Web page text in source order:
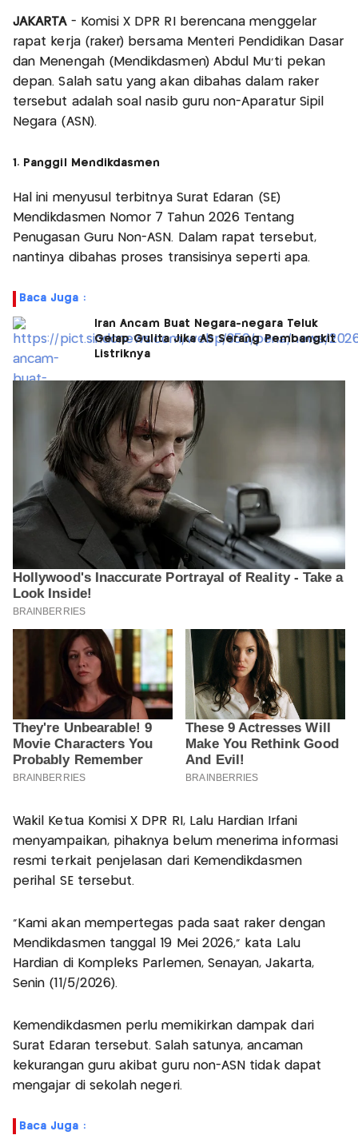
JAKARTA- Komisi X DPR RI berencana menggelar
rapat kerja (raker) bersama Menteri Pendidikan Dasar
dan Menengah (Mendikdasmen) Abdul Mu'ti pekan
depan. Salah satu yang akan dibahas dalam raker
tersebut adalah soal nasib guru non-Aparatur Sipil
Negara (ASN).
1. Panggil Mendikdasmen
Hal ini menyusul terbitnya Surat Edaran (SE)
Mendikdasmen Nomor 7 Tahun 2026 Tentang
Penugasan Guru Non-ASN. Dalam rapat tersebut,
nantinya dibahas proses transisinya seperti apa.
Baca Juga :
Iran Ancam Buat Negara-negara Teluk
Gelap Gulita Jika AS Serang Pembangkit
Listriknya
Wakil Ketua Komisi X DPR RI, Lalu Hardian Irfani
menyampaikan, pihaknya belum menerima informasi
resmi terkait penjelasan dari Kemendikdasmen
perihal SE tersebut.
"Kami akan mempertegas pada saat raker dengan
Mendikdasmen tanggal 19 Mei 2026," kata Lalu
Hardian di Kompleks Parlemen, Senayan, Jakarta,
Senin (11/5/2026).
Kemendikdasmen perlu memikirkan dampak dari
Surat Edaran tersebut. Salah satunya, ancaman
kekurangan guru akibat guru non-ASN tidak dapat
mengajar di sekolah negeri.
Baca Juga :